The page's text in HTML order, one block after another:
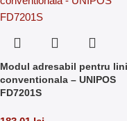
Modul adresabil pentru
conventionala – UNIPOS
FD7201S